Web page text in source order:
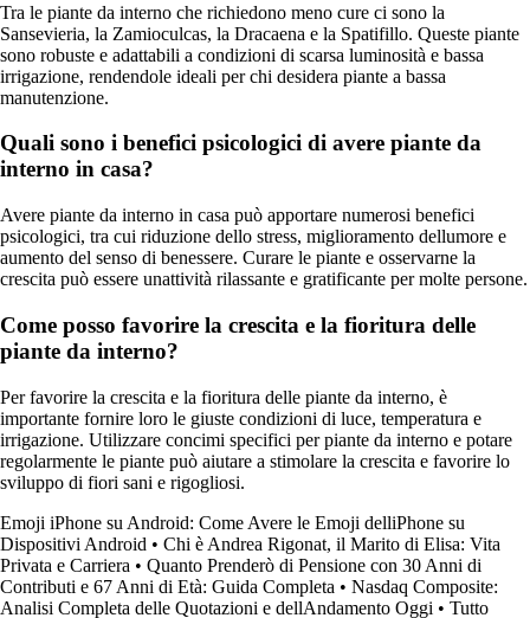
Tra le piante da interno che richiedono meno cure ci sono la
Sansevieria, la Zamioculcas, la Dracaena e la Spatifillo. Queste piante
sono robuste e adattabili a condizioni di scarsa luminosità e bassa
irrigazione, rendendole ideali per chi desidera piante a bassa
manutenzione.
Quali sono i benefici psicologici di avere piante da
interno in casa?
Avere piante da interno in casa può apportare numerosi benefici
psicologici, tra cui riduzione dello stress, miglioramento dellumore e
aumento del senso di benessere. Curare le piante e osservarne la
crescita può essere unattività rilassante e gratificante per molte persone.
Come posso favorire la crescita e la fioritura delle
piante da interno?
Per favorire la crescita e la fioritura delle piante da interno, è
importante fornire loro le giuste condizioni di luce, temperatura e
irrigazione. Utilizzare concimi specifici per piante da interno e potare
regolarmente le piante può aiutare a stimolare la crescita e favorire lo
sviluppo di fiori sani e rigogliosi.
Emoji iPhone su Android: Come Avere le Emoji delliPhone su
Dispositivi Android • Chi è Andrea Rigonat, il Marito di Elisa: Vita
Privata e Carriera • Quanto Prenderò di Pensione con 30 Anni di
Contributi e 67 Anni di Età: Guida Completa • Nasdaq Composite:
Analisi Completa delle Quotazioni e dellAndamento Oggi • Tutto